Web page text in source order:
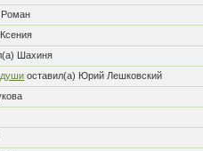
Роман
Шахиня
оставил(а) Юрий Лешковский